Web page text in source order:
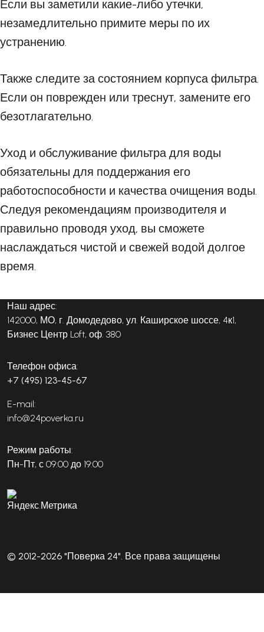
Если вы заметили какие-либо утечки,
незамедлительно примите меры по их
устранению.
Также следите за состоянием корпуса фильтра.
Если он поврежден или треснут, замените его
безотлагательно.
Уход и обслуживание фильтра для воды
обязательны для поддержания его
работоспособности и качества очищения воды.
Следуя рекомендациям производителя и
правильно проводя уход, вы сможете
наслаждаться чистой и свежей водой долгое
время.
Наш адрес:
142000, МО, г. Домодедово, ул. Каширское шоссе, 4к1,
Бизнес Центр Loft, оф. 380
Телефон офиса:
+7 (495) 123-45-67
E-mail:
info@24poverka.ru
Режим работы:
Пн-Пт, с 09:00 до 19:00
© 2012-2026 "Поверка 24". Все права защищены